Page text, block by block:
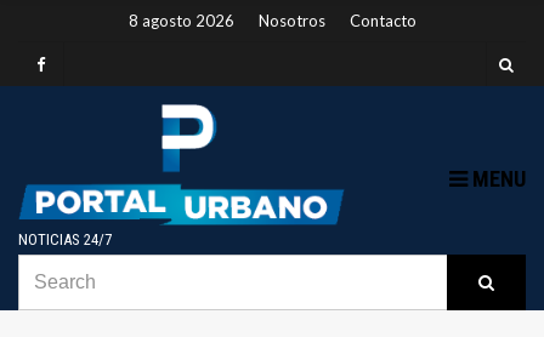
8 agosto 2026 Nosotros Contacto
NOTICIAS 24/7
MENU